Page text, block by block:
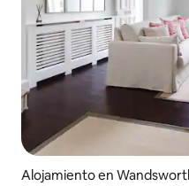
Alojamiento en